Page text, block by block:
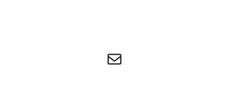
电子邮件